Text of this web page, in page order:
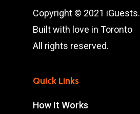
Copyright © 2021 iGuests.
Built with love in Toronto
All rights reserved.
Quick Links
How It Works